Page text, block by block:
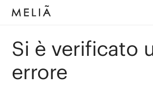
Si è verificato
errore